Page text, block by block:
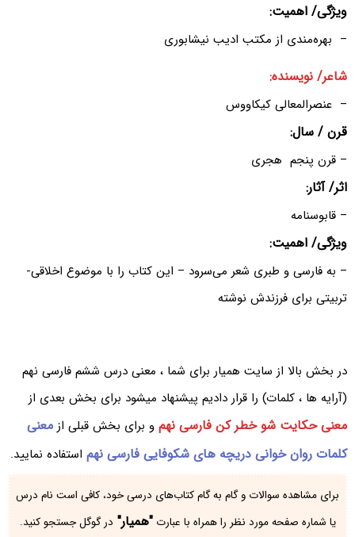
ویژگی/ اهمیت:
– بهره‌مندی از مکتب ادیب نیشابوری
شاعر/ نویسنده:
– عنصرالمعالی کیکاووس
قرن / سال:
– قرن پنجم هجری
اثر/ آثار:
– قابوسنامه
ویژگی/ اهمیت:
– به فارسی و طبری شعر می‌سرود – این کتاب را با موضوع اخلاقی-
تربیتی برای فرزندش نوشته
در بخش بالا از سایت همیار برای شما ، معنی درس ششم فارسی نهم
(آرایه ها ، کلمات) را قرار دادیم پیشنهاد میشود برای بخش بعدی از
معنی حکایت شو خطر کن فارسی نهم و برای بخش قبلی از معنی
کلمات روان خوانی دریچه های شکوفایی فارسی نهم استفاده نمایید.
برای مشاهده سوالات و گام به گام کتاب‌های درسی خود، کافی است نام درس
یا شماره صفحه مورد نظر را همراه با عبارت"همیار" در گوگل جستجو کنید.